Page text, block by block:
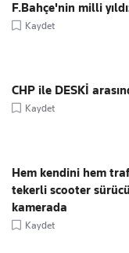
F.Bahçe'nin milli
Kaydet
CHP ile DESKİ
Kaydet
Hem kendini hem
tekerli scooter
kamerada
Kaydet